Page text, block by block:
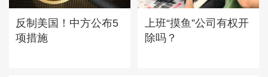
反制美国！中方公布5
项措施
上班“摸鱼”公司有权开
除吗？